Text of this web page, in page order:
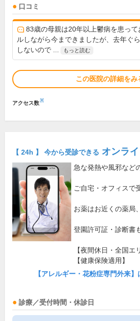
口コミ
83歳の母親は20年以上鬱病を患っ
ルしながら今まできましたが、去年ぐ
しないので ...
もっと読む
この医院の詳細をみ
アクセス数※
【 24h 】 今から受診できる オンラ
急な発熱や風邪など
ご自宅・オフィスで
お薬はお近くの薬局
登園許可証・診断書
【夜間休日・全国エ
【健康保険適用】
【アレルギー・花粉症専門外来】
診療／受付時間・休診日